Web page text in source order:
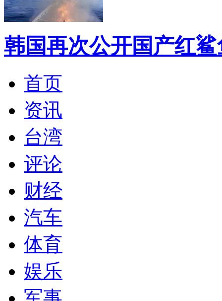
韩国再次公开国产红
首页
资讯
台湾
评论
财经
汽车
体育
娱乐